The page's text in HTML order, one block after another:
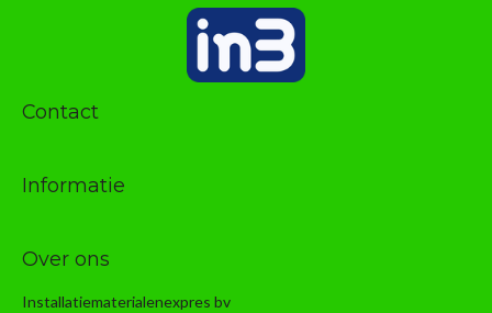
Contact
Informatie
Over ons
Installatiematerialenexpres bv